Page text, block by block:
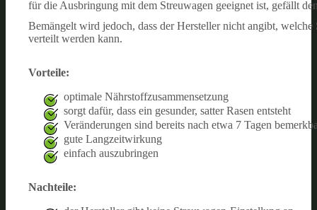
für die Ausbringung mit dem Streuwagen geeignet ist, gefällt
Bemängelt wird jedoch, dass der Hersteller nicht angibt,
verteilt werden kann.
Vorteile:
optimale Nährstoffzusammensetzung
sorgt dafür, dass ein gesunder, satter Rasen entsteht
Veränderungen sind bereits nach etwa 7 Tagen
gute Langzeitwirkung
einfach auszubringen
Nachteile: